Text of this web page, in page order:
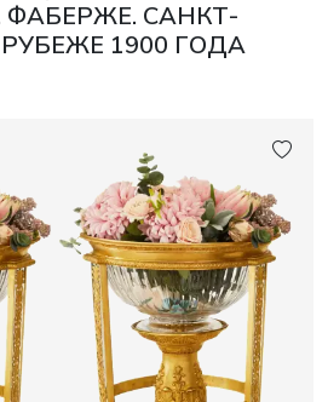
ФАБЕРЖЕ. САНКТ-
1900 ГОДА